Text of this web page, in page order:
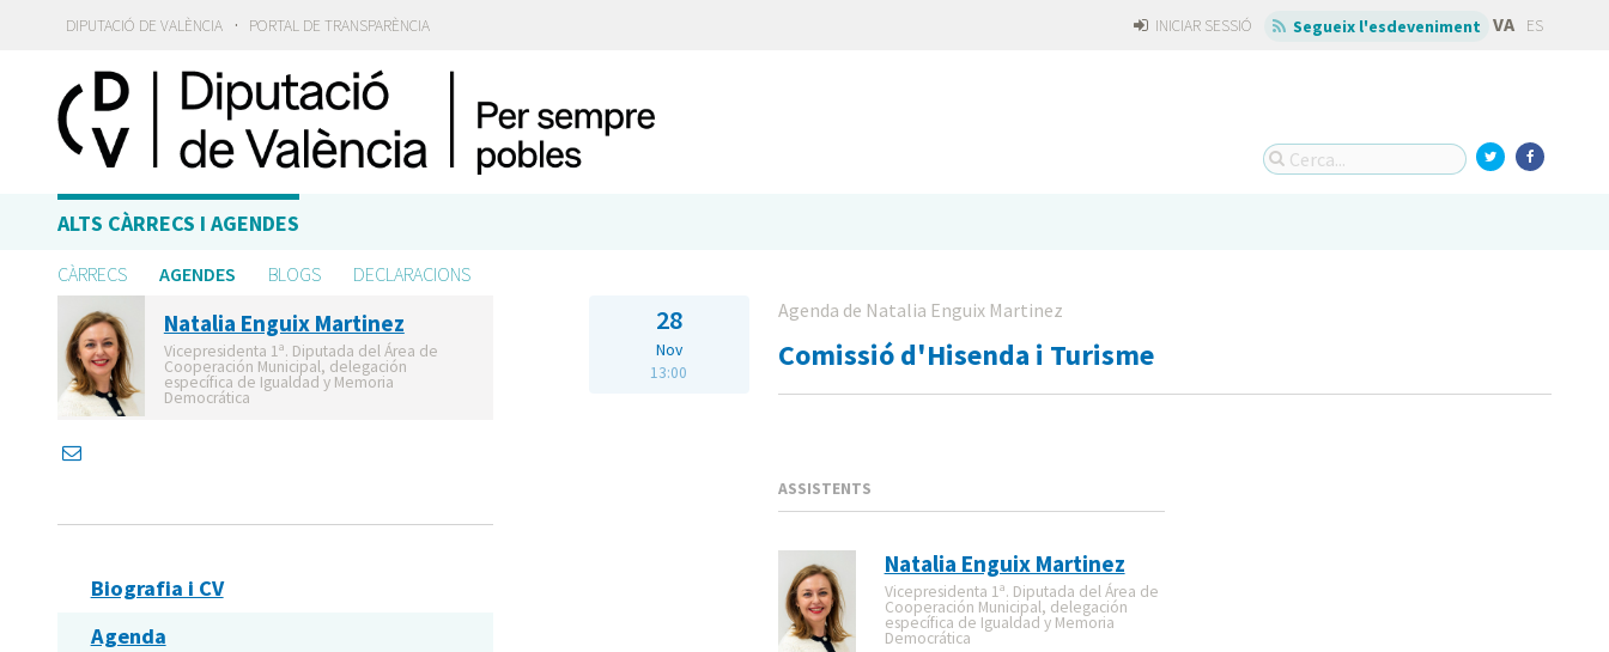
DIPUTACIÓ DE VALÈNCIA · PORTAL DE TRANSPARÈNCIA INICIAR SESSIÓ Segueix l'esdeveniment VA ES
ALTS CÀRRECS I AGENDES
CÀRRECS AGENDES BLOGS DECLARACIONS
Natalia Enguix Martinez
Vicepresidenta 1ª. Diputada del Área de
Cooperación Municipal, delegación
específica de Igualdad y Memoria
Democrática
Biografia i CV
Agenda
28
Nov
13:00
Agenda de Natalia Enguix Martinez
Comissió d'Hisenda i Turisme
ASSISTENTS
Natalia Enguix Martinez
Vicepresidenta 1ª. Diputada del Área de
Cooperación Municipal, delegación
específica de Igualdad y Memoria
Democrática